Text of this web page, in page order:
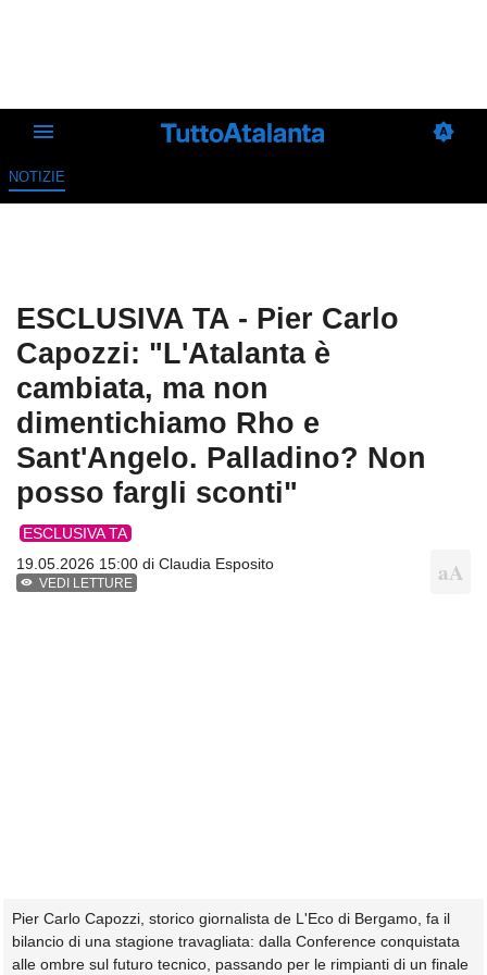
NOTIZIE
ESCLUSIVA TA - Pier Carlo
Capozzi: "L'Atalanta è
cambiata, ma non
dimentichiamo Rho e
Sant'Angelo. Palladino? Non
posso fargli sconti"
ESCLUSIVA TA
19.05.2026 15:00 di Claudia Esposito
VEDI LETTURE
Pier Carlo Capozzi, storico giornalista de L'Eco di Bergamo, fa il
bilancio di una stagione travagliata: dalla Conference conquistata
alle ombre sul futuro tecnico, passando per le rimpianti di un finale